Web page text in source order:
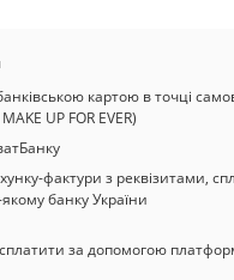
картою в точці
UP FOR EVER)
фактури з реквізитами,
банку України
за допомогою